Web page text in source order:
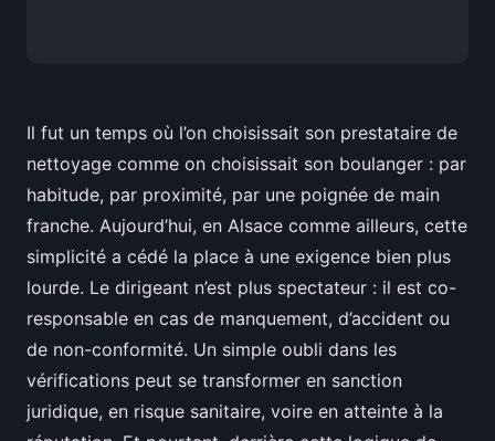
Il fut un temps où l’on choisissait son prestataire de
nettoyage comme on choisissait son boulanger : par
habitude, par proximité, par une poignée de main
franche. Aujourd’hui, en Alsace comme ailleurs, cette
simplicité a cédé la place à une exigence bien plus
lourde. Le dirigeant n’est plus spectateur : il est co-
responsable en cas de manquement, d’accident ou
de non-conformité. Un simple oubli dans les
vérifications peut se transformer en sanction
juridique, en risque sanitaire, voire en atteinte à la